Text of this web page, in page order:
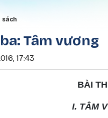
sách
Tâm vương
17:43
BÀI
I. TÂM